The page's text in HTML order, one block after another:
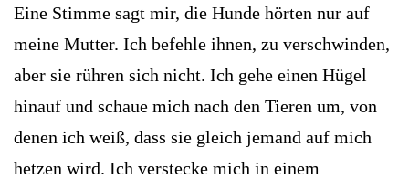
Eine Stimme sagt mir, die Hunde hörten nur auf
meine Mutter. Ich befehle ihnen, zu verschwinden,
aber sie rühren sich nicht. Ich gehe einen Hügel
hinauf und schaue mich nach den Tieren um, von
denen ich weiß, dass sie gleich jemand auf mich
hetzen wird. Ich verstecke mich in einem